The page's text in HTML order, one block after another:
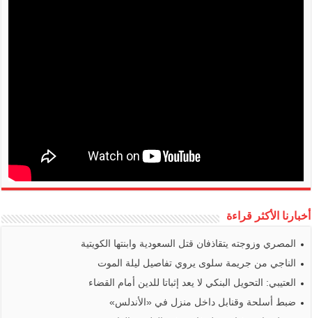
أخبارنا الأكثر قراءة
المصري وزوجته يتقاذفان قتل السعودية وابنتها الكويتية
الناجي من جريمة سلوى يروي تفاصيل ليلة الموت
العتيبي: التحويل البنكي لا يعد إثباتا للدين أمام القضاء
ضبط أسلحة وقنابل داخل منزل في «الأندلس»